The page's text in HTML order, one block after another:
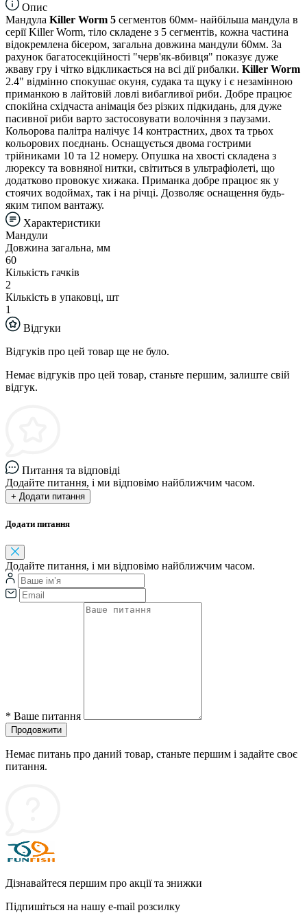
Опис
Мандула Killer Worm 5 сегментов 60мм- найбільша мандула в
серії Killer Worm, тіло складене з 5 сегментів, кожна частина
відокремлена бісером, загальна довжина мандули 60мм. За
рахунок багатосекційності "черв'як-вбивця" показує дуже
жваву гру і чітко відкликається на всі дії рибалки. Killer Worm
2.4" відмінно спокушає окуня, судака та щуку і є незамінною
приманкою в лайтовій ловлі вибагливої риби. Добре працює
спокійна східчаста анімація без різких підкидань, для дуже
пасивної риби варто застосовувати волочіння з паузами.
Кольорова палітра налічує 14 контрастних, двох та трьох
кольорових поєднань. Оснащується двома гострими
трійниками 10 та 12 номеру. Опушка на хвості складена з
люрексу та вовняної нитки, світиться в ультрафіолеті, що
додатково провокує хижака. Приманка добре працює як у
стоячих водоймах, так і на річці. Дозволяє оснащення будь-
яким типом вантажу.
Характеристики
Мандули
Довжина загальна, мм
60
Кількість гачків
2
Кількість в упаковці, шт
1
Відгуки
Відгуків про цей товар ще не було.
Немає відгуків про цей товар, станьте першим, залиште свій
відгук.
Питання та відповіді
Додайте питання, і ми відповімо найближчим часом.
+ Додати питання
Додати питання
Додайте питання, і ми відповімо найближчим часом.
* Ваше питання
Продовжити
Немає питань про даний товар, станьте першим і задайте своє
питання.
Дізнавайтеся першим про акції та знижки
Підпишіться на нашу e-mail розсилку